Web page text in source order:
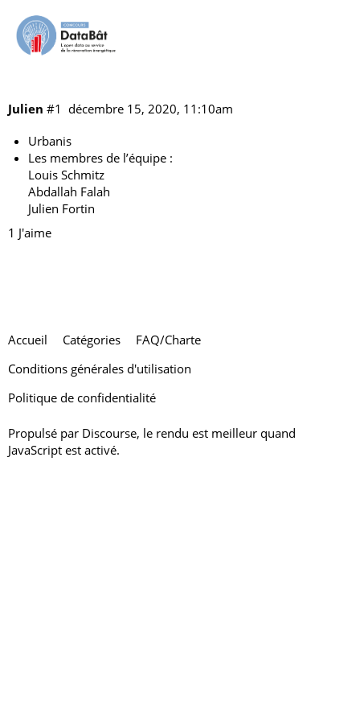
Bonjour,
Les équipes
Julien décembre 15, 2020, 11:10am
#1
Urbanis
Les membres de l’équipe :
Louis Schmitz
Abdallah Falah
Julien Fortin
1 J'aime
Accueil Catégories
FAQ/Charte
Conditions générales d'utilisation
Politique de confidentialité
Propulsé par Discourse, le rendu est meilleur quand
JavaScript est activé.